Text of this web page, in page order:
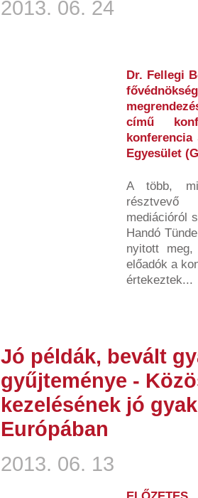
2013. 06. 24
Dr. Fellegi
című
Egyesület
A több,
résztvevő
mediációról
Handó
nyitott
előadók a
értekeztek...
Jó példák, bevált
gyűjteménye -
kezelésének jó
Európában
2013. 06. 13